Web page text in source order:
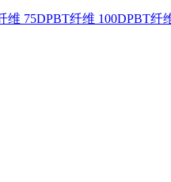
维 75DPBT纤维 100DPBT纤